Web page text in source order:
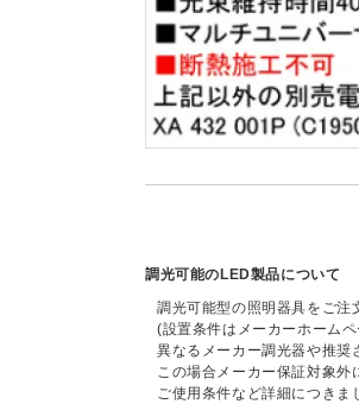
調光可能のLED製品について
調光可能型の照明器具をご注
(設置条件はメーカーホーム
異なるメーカー調光器や推奨
この場合メーカー保証対象外
ご使用条件など詳細につきま